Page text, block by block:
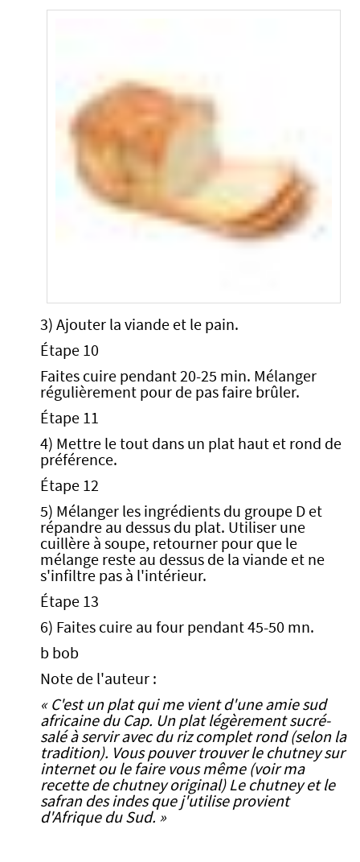
3) Ajouter la viande et le pain.
Étape 10
Faites cuire pendant 20-25 min. Mélanger
régulièrement pour de pas faire brûler.
Étape 11
4) Mettre le tout dans un plat haut et rond de
préférence.
Étape 12
5) Mélanger les ingrédients du groupe D et
répandre au dessus du plat. Utiliser une
cuillère à soupe, retourner pour que le
mélange reste au dessus de la viande et ne
s'infiltre pas à l'intérieur.
Étape 13
6) Faites cuire au four pendant 45-50 mn.
b bob
Note de l'auteur :
« C'est un plat qui me vient d'une amie sud
africaine du Cap. Un plat légèrement sucré-
salé à servir avec du riz complet rond (selon la
tradition). Vous pouver trouver le chutney sur
internet ou le faire vous même (voir ma
recette de chutney original) Le chutney et le
safran des indes que j'utilise provient
d'Afrique du Sud. »